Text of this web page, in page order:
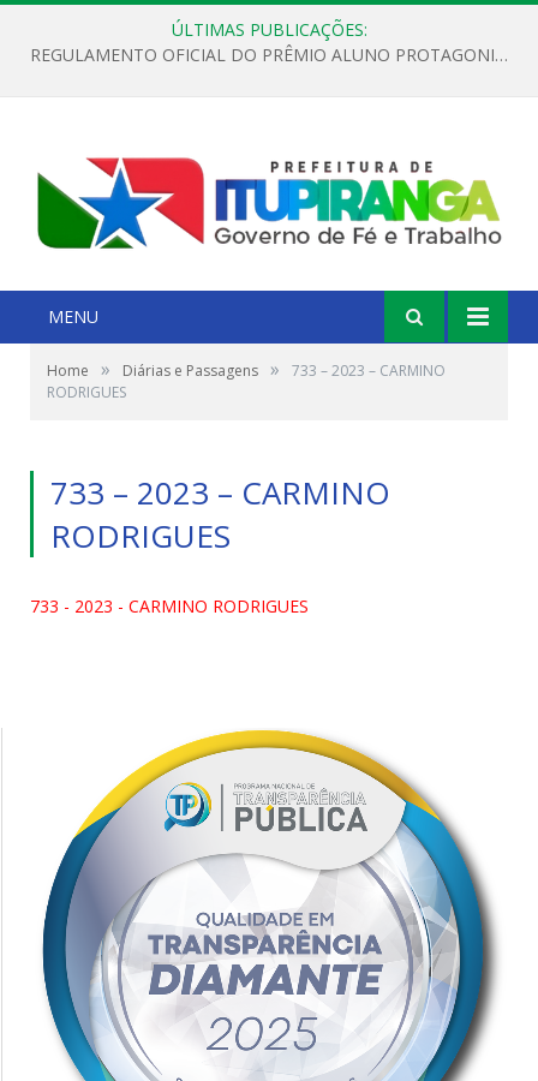
ÚLTIMAS PUBLICAÇÕES:
REGULAMENTO OFICIAL DO PRÊMIO ALUNO PROTAGONISTA – EDIÇÃO 2026
MENU
Home » Diárias e Passagens »
733 – 2023 – CARMINO
RODRIGUES
733 – 2023 – CARMINO
RODRIGUES
733 - 2023 - CARMINO RODRIGUES